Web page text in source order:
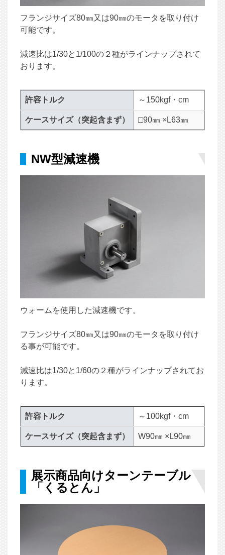
フランジサイズ80㎜又は90㎜のモータを取り付け
可能です。
減速比は1/30と1/100の２種がラインナップされて
おります。
許容トルク ～150kgf・cm
ケースサイズ（突起含まず） □90㎜ ×L63㎜
NW型減速機
ウォームを使用した減速機です。
フランジサイズ80㎜又は90㎜のモータを取り付け
る事が可能です。
減速比は1/30と1/60の２種がラインナップされてお
ります。
許容トルク ～100kgf・cm
ケースサイズ（突起含まず） W90㎜ ×L90㎜
展示商品向けターンテーブル
「くるとん」